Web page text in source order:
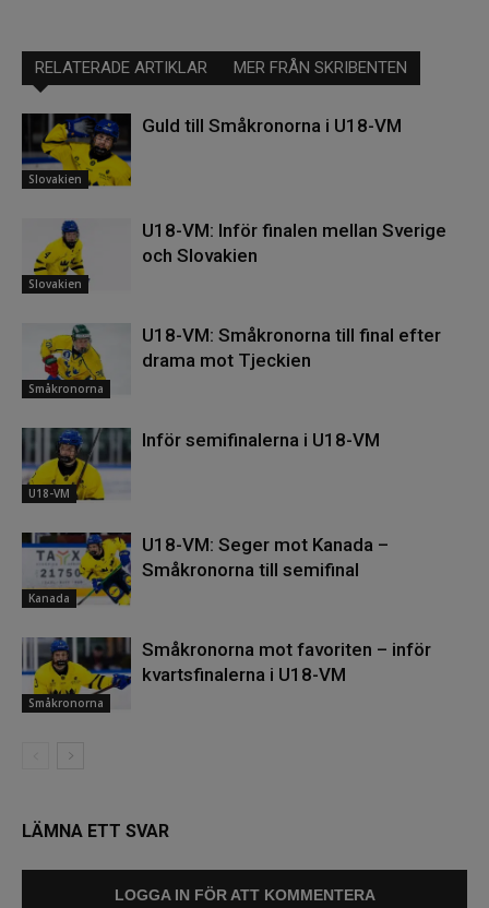
RELATERADE ARTIKLAR MER FRÅN SKRIBENTEN
Slovakien
Guld till Småkronorna i U18-VM
Slovakien
U18-VM: Inför finalen mellan Sverige
och Slovakien
Småkronorna
U18-VM: Småkronorna till final efter
drama mot Tjeckien
U18-VM
Inför semifinalerna i U18-VM
Kanada
U18-VM: Seger mot Kanada –
Småkronorna till semifinal
Småkronorna
Småkronorna mot favoriten – inför
kvartsfinalerna i U18-VM
LÄMNA ETT SVAR
LOGGA IN FÖR ATT KOMMENTERA